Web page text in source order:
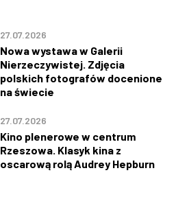
27.07.2026
Nowa wystawa w Galerii
Nierzeczywistej. Zdjęcia
polskich fotografów docenione
na świecie
27.07.2026
Kino plenerowe w centrum
Rzeszowa. Klasyk kina z
oscarową rolą Audrey Hepburn